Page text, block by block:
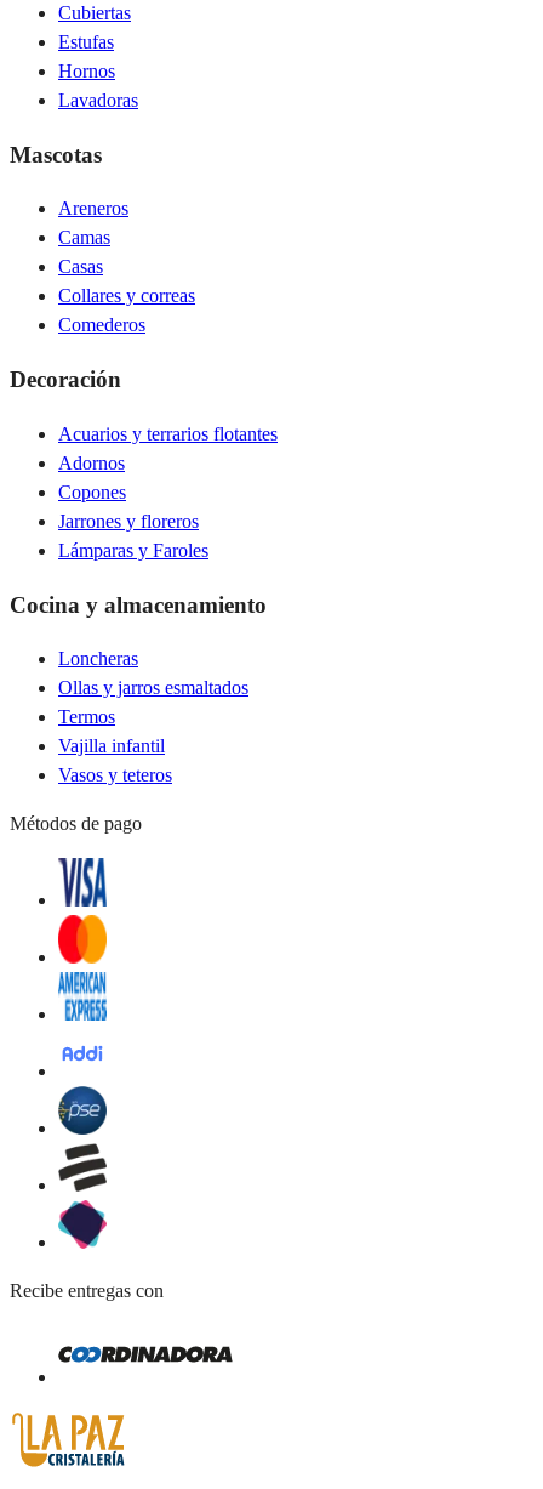
Cubiertas
Estufas
Hornos
Lavadoras
Mascotas
Areneros
Camas
Casas
Collares y correas
Comederos
Decoración
Acuarios y terrarios flotantes
Adornos
Copones
Jarrones y floreros
Lámparas y Faroles
Cocina y almacenamiento
Loncheras
Ollas y jarros esmaltados
Termos
Vajilla infantil
Vasos y teteros
Métodos de pago
Recibe entregas con